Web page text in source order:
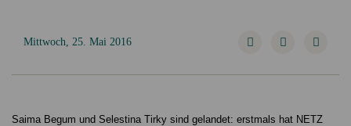
Mittwoch, 25. Mai 2016
Saima Begum und Selestina Tirky sind gelandet: erstmals hat NETZ